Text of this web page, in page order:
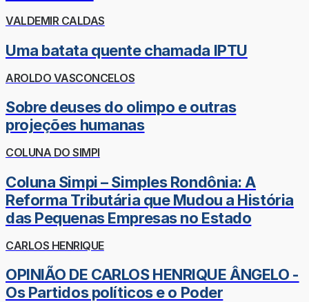
VALDEMIR CALDAS
Uma batata quente chamada IPTU
AROLDO VASCONCELOS
Sobre deuses do olimpo e outras
projeções humanas
COLUNA DO SIMPI
Coluna Simpi – Simples Rondônia: A
Reforma Tributária que Mudou a História
das Pequenas Empresas no Estado
CARLOS HENRIQUE
OPINIÃO DE CARLOS HENRIQUE ÂNGELO -
Os Partidos políticos e o Poder